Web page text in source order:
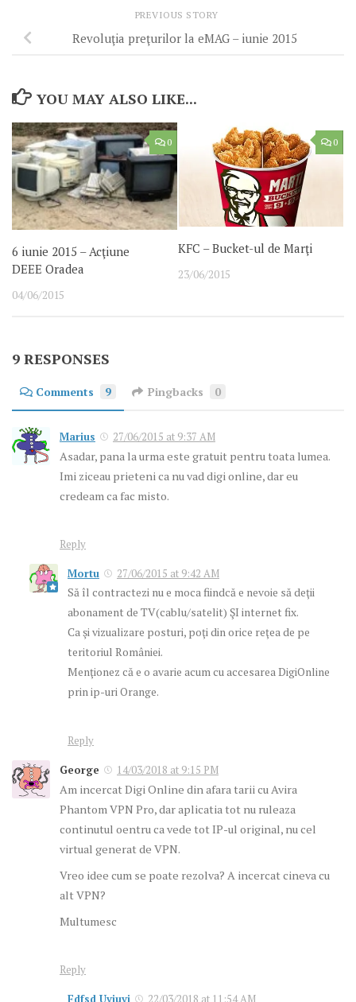
PREVIOUS STORY
Revoluţia preţurilor la eMAG – iunie 2015
YOU MAY ALSO LIKE...
0
6 iunie 2015 – Acţiune
DEEE Oradea
04/06/2015
0
KFC – Bucket-ul de Marţi
23/06/2015
9 RESPONSES
Comments 9 Pingbacks 0
Marius 27/06/2015 at 9:37 AM
Asadar, pana la urma este gratuit pentru toata lumea.
Imi ziceau prieteni ca nu vad digi online, dar eu
credeam ca fac misto.
Reply
Mortu
27/06/2015 at 9:42 AM
Să îl contractezi nu e moca fiindcă e nevoie să deţii
abonament de TV(cablu/satelit) ŞI internet fix.
Ca şi vizualizare posturi, poţi din orice reţea de pe
teritoriul României.
Menţionez că e o avarie acum cu accesarea DigiOnline
prin ip-uri Orange.
Reply
George 14/03/2018 at 9:15 PM
Am incercat Digi Online din afara tarii cu Avira
Phantom VPN Pro, dar aplicatia tot nu ruleaza
continutul oentru ca vede tot IP-ul original, nu cel
virtual generat de VPN.
Vreo idee cum se poate rezolva? A incercat cineva cu
alt VPN?
Multumesc
Reply
Fdfsd Uyiuyi 22/03/2018 at 11:54 AM